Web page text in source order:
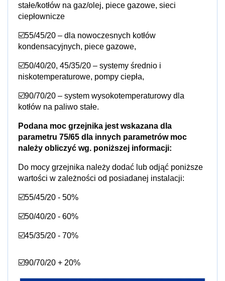
stałe/kotłów na gaz/olej, piece gazowe, sieci
ciepłownicze
☑️55/45/20 – dla nowoczesnych kotłów
kondensacyjnych, piece gazowe,
☑️50/40/20, 45/35/20 – systemy średnio i
niskotemperaturowe, pompy ciepła,
☑️90/70/20 – system wysokotemperaturowy dla
kotłów na paliwo stałe.
Podana moc grzejnika jest wskazana dla
parametru 75/65 dla innych parametrów moc
należy obliczyć wg. poniższej informacji:
Do mocy grzejnika należy dodać lub odjąć poniższe
wartości w zależności od posiadanej instalacji:
☑️55/45/20 - 50%
☑️50/40/20 - 60%
☑️45/35/20 - 70%
☑️90/70/20 + 20%